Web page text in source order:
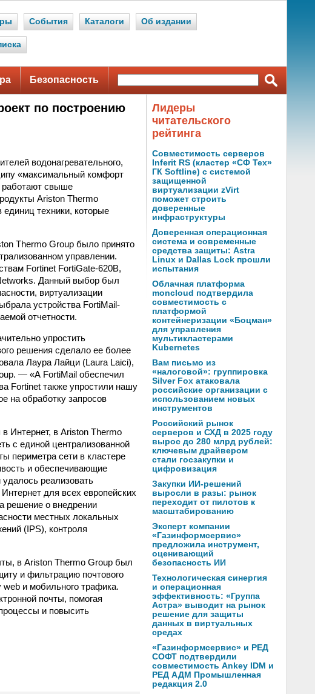
События Каталоги Об издании
Безопасность
по построению
водонагревательного,
«максимальный комфорт
работают свыше
Ariston Thermo
техники, которые
Thermo Group было принято
управлении.
Fortinet FortiGate-620B,
Данный выбор был
виртуализации
устройства FortiMail-
отчетности.
упростить
решения сделало ее более
Лаура Лайци (Laura Laici),
— «А FortiMail обеспечил
Fortinet также упростили нашу
на обработку запросов
Интернет, в Ariston Thermo
с единой централизованной
периметра сети в кластере
и обеспечивающие
реализовать
для всех европейских
решение о внедрении
местных локальных
(IPS), контроля
в Ariston Thermo Group был
и фильтрацию почтового
и мобильного трафика.
почты, помогая
и повысить
Лидеры
читательского
рейтинга
Совместимость серверов
Inferit RS (кластер «СФ Тех»
ГК Softline) с системой
защищенной
виртуализации zVirt
поможет строить
доверенные
инфраструктуры
Доверенная операционная
система и современные
средства защиты: Astra
Linux и Dallas Lock прошли
испытания
Облачная платформа
moncloud подтвердила
совместимость с
платформой
контейнеризации «Боцман»
для управления
мультикластерами
Kubernetes
Вам письмо из
«налоговой»: группировка
Silver Fox атаковала
российские организации с
использованием новых
инструментов
Российский рынок
серверов и СХД в 2025 году
вырос до 280 млрд рублей:
ключевым драйвером
стали госзакупки и
цифровизация
Закупки ИИ-решений
выросли в разы: рынок
переходит от пилотов к
масштабированию
Эксперт компании
«Газинформсервис»
предложила инструмент,
оценивающий
безопасность ИИ
Технологическая синергия
и операционная
эффективность: «Группа
Астра» выводит на рынок
решение для защиты
данных в виртуальных
средах
«Газинформсервис» и РЕД
СОФТ подтвердили
совместимость Ankey IDM и
РЕД АДМ Промышленная
редакция 2.0